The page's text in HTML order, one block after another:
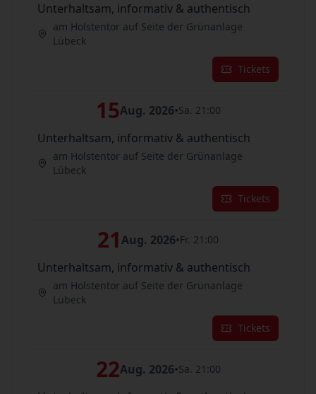
Unterhaltsam, informativ & authentisch
am Holstentor auf Seite der Grünanlage
Lübeck
Tickets
15Aug. 2026•Sa. 21:00
Unterhaltsam, informativ & authentisch
am Holstentor auf Seite der Grünanlage
Lübeck
Tickets
21 Aug. 2026•Fr. 21:00
Unterhaltsam, informativ & authentisch
am Holstentor auf Seite der Grünanlage
Lübeck
Tickets
22Aug. 2026•Sa. 21:00